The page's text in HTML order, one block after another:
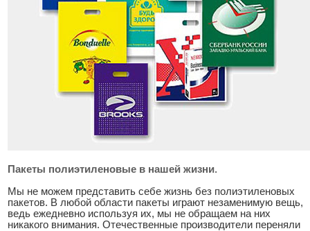
Пакеты полиэтиленовые в нашей жизни.
Мы не можем представить себе жизнь без полиэтиленовых
пакетов. В любой области пакеты играют незаменимую вещь,
ведь ежедневно используя их, мы не обращаем на них
никакого внимания. Отечественные производители переняли